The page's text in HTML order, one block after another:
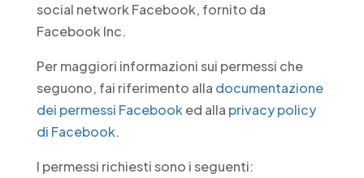
social network Facebook, fornito da
Facebook Inc.
Per maggiori informazioni sui permessi che
seguono, fai riferimento alla documentazione
dei permessi Facebook ed alla privacy policy
di Facebook.
I permessi richiesti sono i seguenti: